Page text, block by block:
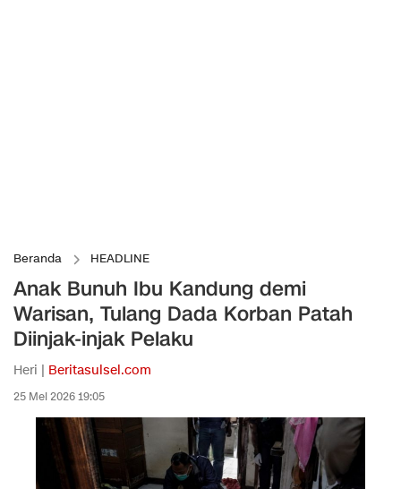
Beranda HEADLINE
Anak Bunuh Ibu Kandung demi
Warisan, Tulang Dada Korban Patah
Diinjak-injak Pelaku
Heri | Beritasulsel.com
25 Mei 2026 19:05